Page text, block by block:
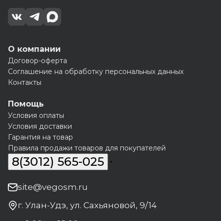
О компании
Договор-оферта
Соглашение на обработку персональных данных
Контакты
Помощь
Условия оплаты
Условия доставки
Гарантия на товар
Правила продажи товаров для покупателей
8(3012) 565-025
site@vegosm.ru
г. Улан-Удэ, ул. Сахьяновой, 9/14